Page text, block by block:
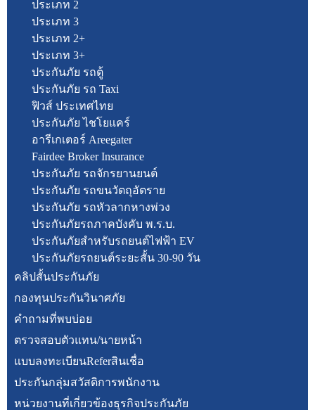
ประเภท 2
ประเภท 3
ประเภท 2+
ประเภท 3+
ประกันภัย รถตู้
ประกันภัย รถ Taxi
ฟิวส์ ประเทศไทย
ประกันภัย ไชโยแคร์
อารีเกเตอร์ Areegater
Fairdee Broker Insurance
ประกันภัย รถจักรยานยนต์
ประกันภัย รถขนวัตถุอัตราย
ประกันภัย รถหัวลากหางพ่วง
ประกันภัยรถภาคบังคับ พ.ร.บ.
ประกันภัยสำหรับรถยนต์ไฟฟ้า EV
ประกันภัยรถยนต์ระยะสั้น 30-90 วัน
คลิปสั้นประกันภัย
กองทุนประกันวินาศภัย
คำถามที่พบบ่อย
ตรวจสอบตัวแทน/นายหน้า
แบบลงทะเบียนReferสินเชื่อ
ประกันกลุ่มสวัสดิการพนักงาน
หน่วยงานที่เกี่ยวข้องธุรกิจประกันภัย